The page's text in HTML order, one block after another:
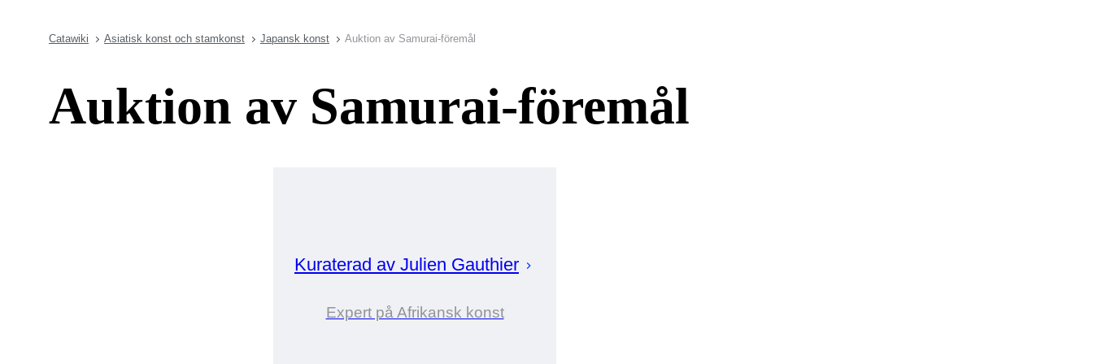
Catawiki Asiatisk konst och stamkonst Japansk konst Auktion av Samurai-föremål
Auktion av Samurai-föremål
Kuraterad av Julien Gauthier
Expert på Afrikansk konst